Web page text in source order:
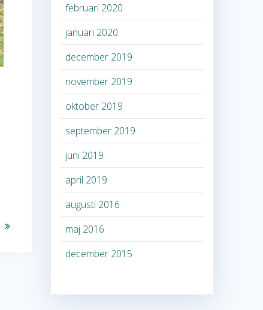
februari 2020
januari 2020
december 2019
november 2019
oktober 2019
september 2019
juni 2019
april 2019
augusti 2016
maj 2016
december 2015